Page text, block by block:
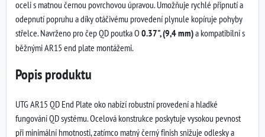
oceli s matnou černou povrchovou úpravou. Umožňuje rychlé připnutí a
odepnutí popruhu a díky otáčivému provedení plynule kopíruje pohyby
střelce. Navrženo pro čep QD poutka O 0.37", (9,4 mm)a kompatibilní s
běžnými AR15 end plate montážemi.
Popis produktu
UTG AR15 QD End Plate oko nabízí robustní provedení a hladké
fungování QD systému. Ocelová konstrukce poskytuje vysokou pevnost
při minimální hmotnosti, zatímco matný černý finish snižuje odlesky a